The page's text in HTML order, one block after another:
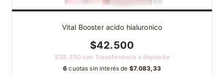
Vital Booster acido hialuronico
$42.500
$38.250con Transferencia o depósito
6 cuotas sin interés de $7.083,33